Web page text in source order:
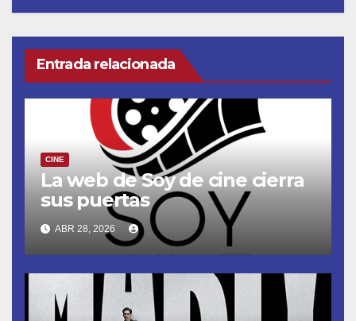
Entrada relacionada
CINE
La web de Soy de cine cierra
sus puertas
ABR 28, 2026